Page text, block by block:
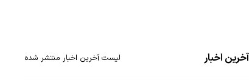
آخرین اخبار لیست آخرین اخبار منتشر شده